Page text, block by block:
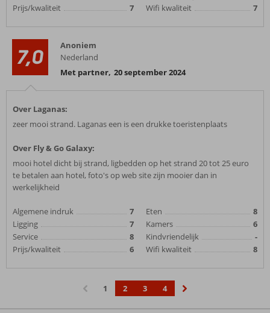
Prijs/kwaliteit
7
Wifi kwaliteit
7
7,0
Anoniem
Nederland
Met partner, 20 september 2024
Over Laganas:
zeer mooi strand. Laganas een is een drukke toeristenplaats
Over Fly & Go Galaxy:
mooi hotel dicht bij strand, ligbedden op het strand 20 tot 25 euro
te betalen aan hotel, foto's op web site zijn mooier dan in
werkelijkheid
Algemene indruk
7
Ligging
7
Service
8
Prijs/kwaliteit
6
Eten
8
Kamers
6
Kindvriendelijk
-
Wifi kwaliteit
8
1 2 3
4